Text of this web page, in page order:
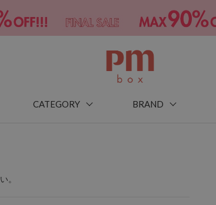
CATEGORY BRAND
。